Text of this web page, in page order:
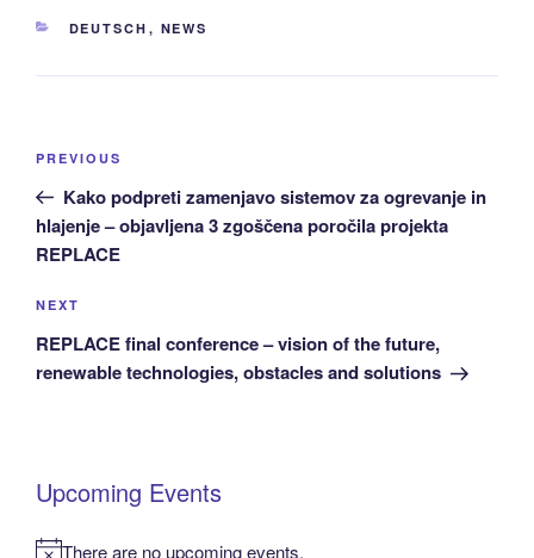
CATEGORIES
DEUTSCH , NEWS
Post
Previous
Post
PREVIOUS
Kako podpreti zamenjavo sistemov za ogrevanje in
hlajenje – objavljena 3 zgoščena poročila projekta
REPLACE
Next
Post
NEXT
REPLACE final conference – vision of the future,
renewable technologies, obstacles and solutions
Upcoming Events
There are no upcoming events.